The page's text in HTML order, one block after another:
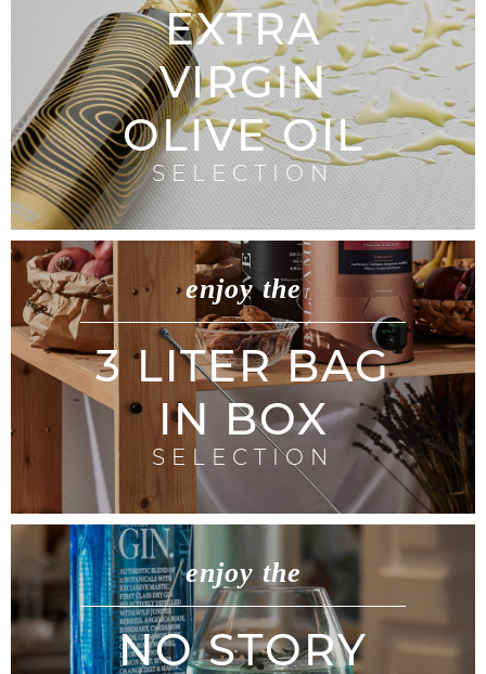
EXTRA
VIRGIN
OLIVE OIL
SELECTION
enjoy the
3 LITER BAG
IN BOX
SELECTION
enjoy the
NO STORY